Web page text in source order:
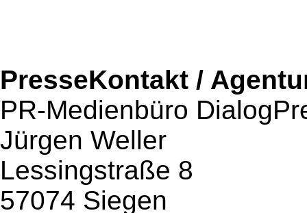
PresseKontakt /
PR-Medienbüro
Jürgen Weller
Lessingstraße 8
57074 Siegen